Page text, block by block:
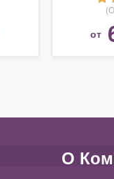
от
О